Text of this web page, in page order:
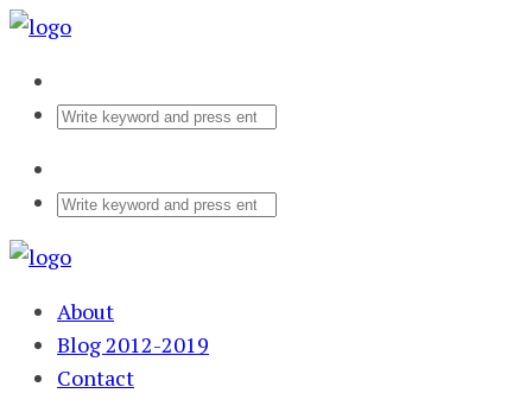
About
Blog 2012-2019
Contact